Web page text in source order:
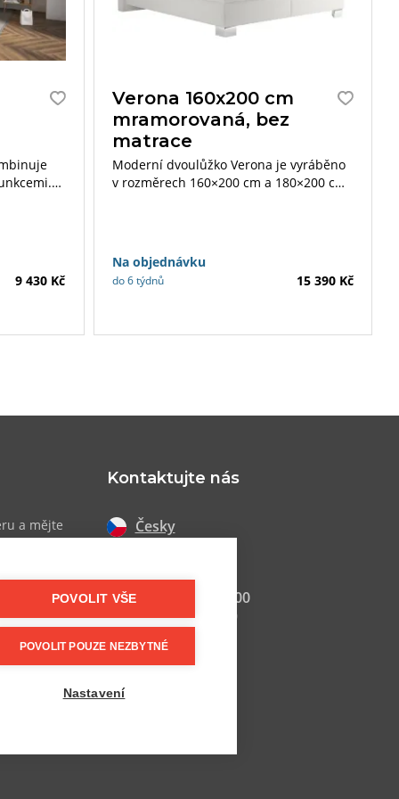
9 430 Kč
Verona 160x200 cm
mramorovaná, bez
matrace
Moderní dvoulůžko Verona je vyráběno
v rozměrech 160×200 cm a 180×200 cm.
Na objednávku
do 6 týdnů 15 390 Kč
a mějte
Kontaktujte nás
Česky
+420 607 800 100
Po-Pá 9:00–17:00
info@postel.cz
POVOLIT VŠE
POVOLIT POUZE NEZBYTNÉ
Nastavení